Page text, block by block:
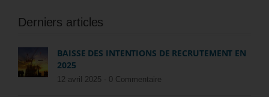
Derniers articles
BAISSE DES INTENTIONS DE RECRUTEMENT EN
2025
12 avril 2025 - 0 Commentaire